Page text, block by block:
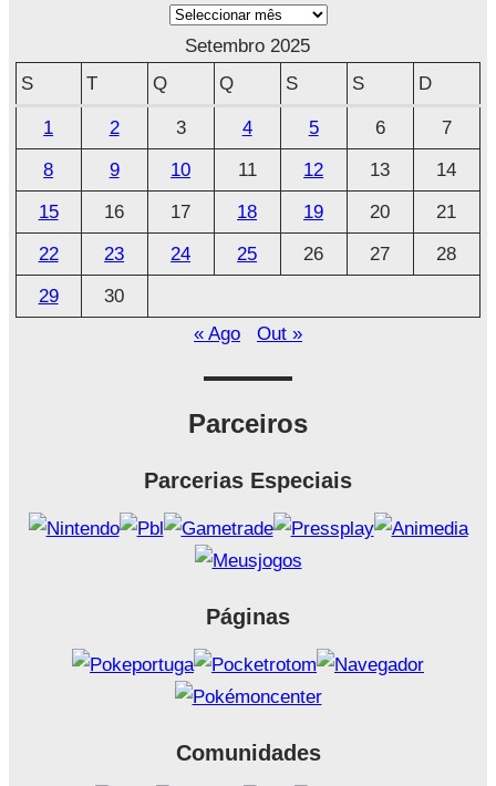
A
v
o
Setembro 2025
S
T Q Q S S D
1 2 3 4 5 6
7
8
9 10 11 12 13
14
15
16 17 18 19 20
21
22
23 24 25 26 27
28
29
30
« Ago
Out »
Parceiros
Parcerias Especiais
Páginas
Comunidades